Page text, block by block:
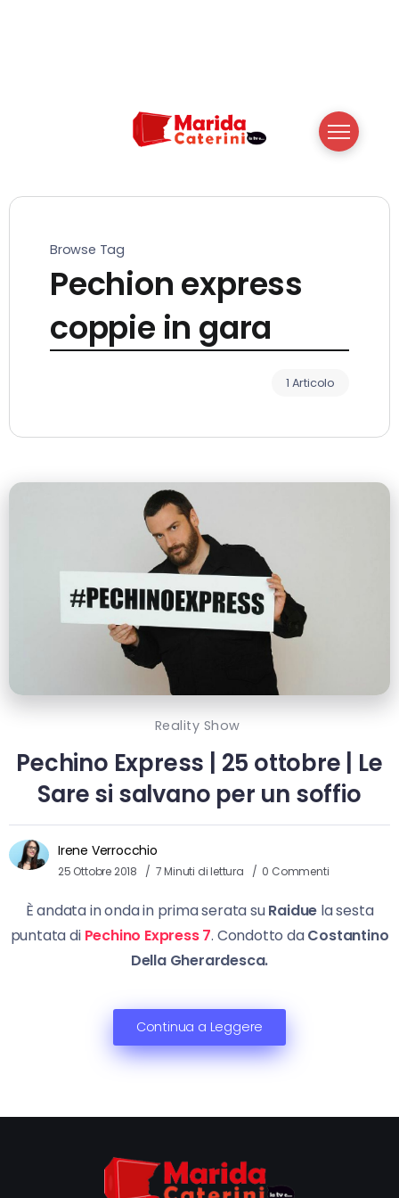
Browse Tag
Pechion express
coppie in gara
1 Articolo
Reality Show
Pechino Express | 25 ottobre | Le
Sare si salvano per un soffio
Irene Verrocchio
25 Ottobre 2018 7 Minuti di lettura 0 Commenti
È andata in onda in prima serata suRaidue la sesta
puntata di Pechino Express 7. Condotto daCostantino
Della Gherardesca.
Continua a Leggere